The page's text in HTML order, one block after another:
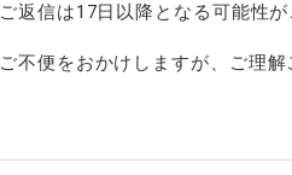
ご返信は17日以降となる可能性
ご不便をおかけしますが、ご理